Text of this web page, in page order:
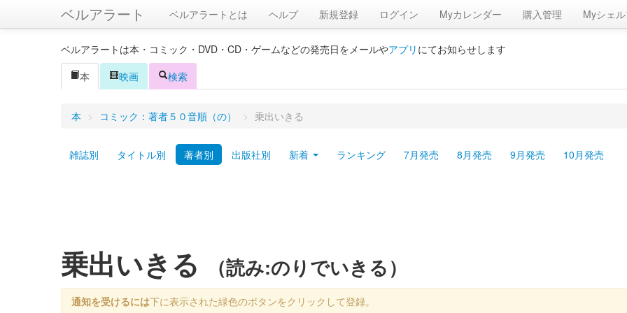
ベルアラート ベルアラートとは ヘルプ 新規登録 ログイン Myカレンダー 購入管理 Myシェル
ベルアラートは本・コミック・DVD・CD・ゲームなどの発売日をメールやアプリ にてお知らせします
本
映画 検索
本 > コミック：著者５０音順（の） > 乗出いきる
雑誌別 タイトル別 著者別 出版社別 新着 ランキング 7月発売 8月発売 9月発売 10月発売
乗出いきる （読み:のりでいきる）
通知を受けるには下に表示された緑色のボタンをクリックして登録。